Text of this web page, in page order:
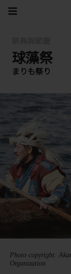
球藻祭
まりも祭り
Photo copyright:
Organization